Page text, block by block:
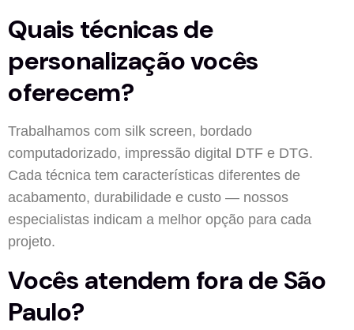
Quais técnicas de
personalização vocês
oferecem?
Trabalhamos com silk screen, bordado
computadorizado, impressão digital DTF e DTG.
Cada técnica tem características diferentes de
acabamento, durabilidade e custo — nossos
especialistas indicam a melhor opção para cada
projeto.
Vocês atendem fora de São
Paulo?